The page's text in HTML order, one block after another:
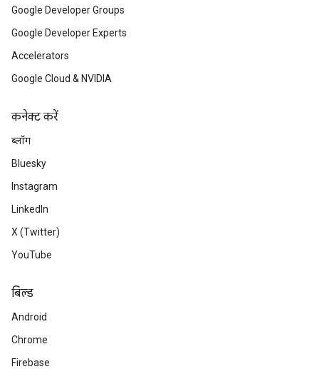
Google Developer Groups
Google Developer Experts
Accelerators
Google Cloud & NVIDIA
कनेक्ट करें
ब्लॉग
Bluesky
Instagram
LinkedIn
X (Twitter)
YouTube
बिल्ड
Android
Chrome
Firebase